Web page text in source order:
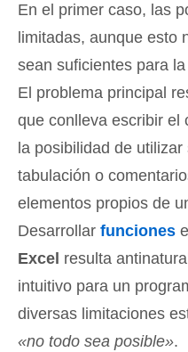
En el primer caso, las
limitadas, aunque esto
sean suficientes para
El problema principal
que conlleva escribir el
la posibilidad de
tabulación o
elementos propios de
Desarrollar funciones
Excel resulta
intuitivo para un
diversas limitaciones
«no todo sea posible».